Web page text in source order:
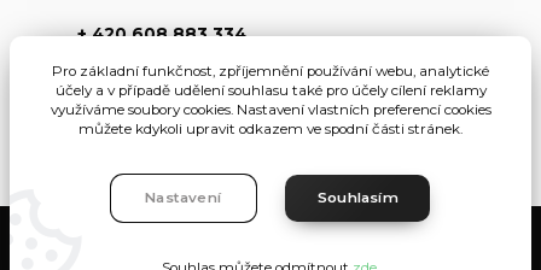
+ 420 608 883 334
info@jmsportkyjov.cz
Pro základní funkčnost, zpříjemnění používání webu, analytické
účely a v případě udělení souhlasu také pro účely cílení reklamy
využíváme soubory cookies. Nastavení vlastních preferencí cookies
můžete kdykoli upravit odkazem ve spodní části stránek.
Nastavení Souhlasím